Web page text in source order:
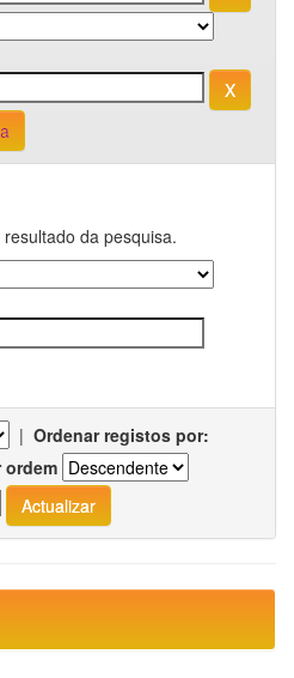
da pesquisa.
| Ordenar registos por:
ordem